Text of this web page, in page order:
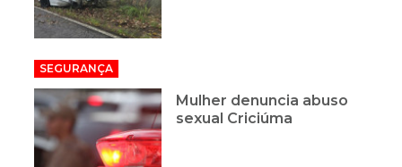
SEGURANÇA
Mulher denuncia abuso
sexual Criciúma